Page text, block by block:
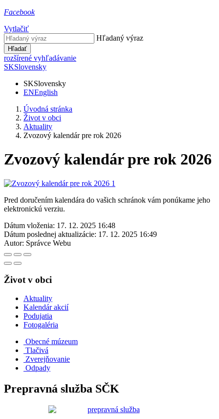
Facebook
Vytlačiť
Hľadaný výraz
Hľadať
rozšírené vyhľadávanie
SKSlovensky
SKSlovensky
ENEnglish
Úvodná stránka
Život v obci
Aktuality
Zvozový kalendár pre rok 2026
Zvozový kalendár pre rok 2026
Pred doručením kalendára do vašich schránok vám ponúkame jeho
elektronickú verziu.
Dátum vloženia: 17. 12. 2025 16:48
Dátum poslednej aktualizácie: 17. 12. 2025 16:49
Autor: Správce Webu
Život v obci
Aktuality
Kalendár akcií
Podujatia
Fotogaléria
Obecné múzeum
Tlačivá
Zverejňovanie
Odpady
Prepravná služba SČK